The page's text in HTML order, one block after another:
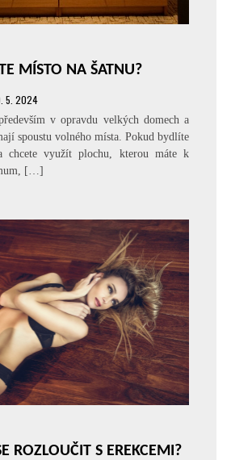
MÍSTO NA ŠATNU?
5. 2024
v opravdu velkých domech a
spoustu volného místa. Pokud bydlíte
chcete využít plochu, kterou máte k
[…]
ROZLOUČIT S EREKCEMI?